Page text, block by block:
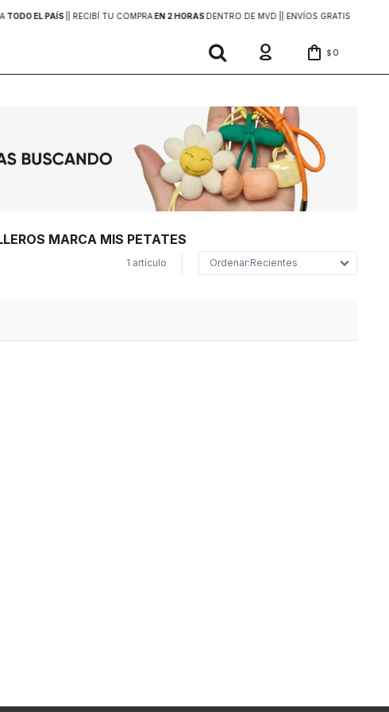
TODO EL PAÍS | RECIBÍ TU COMPRAEN 2 HORASDENTRO DE MVD | | ENVÍOS GRATIS
$ 0
MARCA MIS PETATES
1 artículo Recientes